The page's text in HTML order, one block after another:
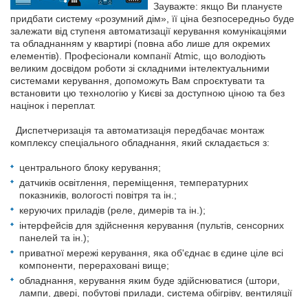
Зауважте: якщо Ви плануєте
придбати систему «розумний дім», її ціна безпосередньо буде
залежати від ступеня автоматизації керування комунікаціями
та обладнанням у квартирі (повна або лише для окремих
елементів). Професіонали компанії Atmic, що володіють
великим досвідом роботи зі складними інтелектуальними
системами керування, допоможуть Вам спроєктувати та
встановити цю технологію у Києві за доступною ціною та без
націнок і переплат.
Диспетчеризація та автоматизація передбачає монтаж
комплексу спеціального обладнання, який складається з:
центрального блоку керування;
датчиків освітлення, переміщення, температурних
показників, вологості повітря та ін.;
керуючих приладів (реле, димерів та ін.);
інтерфейсів для здійснення керування (пультів, сенсорних
панелей та ін.);
приватної мережі керування, яка об'єднає в єдине ціле всі
компоненти, перераховані вище;
обладнання, керування яким буде здійснюватися (штори,
лампи, двері, побутові прилади, система обігріву, вентиляції